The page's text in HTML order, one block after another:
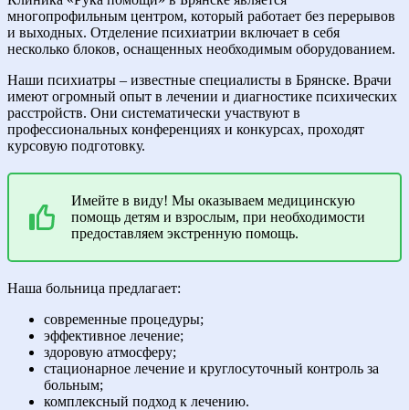
многопрофильным центром, который работает без перерывов
и выходных. Отделение психиатрии включает в себя
несколько блоков, оснащенных необходимым оборудованием.
Наши психиатры – известные специалисты в Брянске. Врачи
имеют огромный опыт в лечении и диагностике психических
расстройств. Они систематически участвуют в
профессиональных конференциях и конкурсах, проходят
курсовую подготовку.
Имейте в виду! Мы оказываем медицинскую
помощь детям и взрослым, при необходимости
предоставляем экстренную помощь.
Наша больница предлагает:
современные процедуры;
эффективное лечение;
здоровую атмосферу;
стационарное лечение и круглосуточный контроль за
больным;
комплексный подход к лечению.